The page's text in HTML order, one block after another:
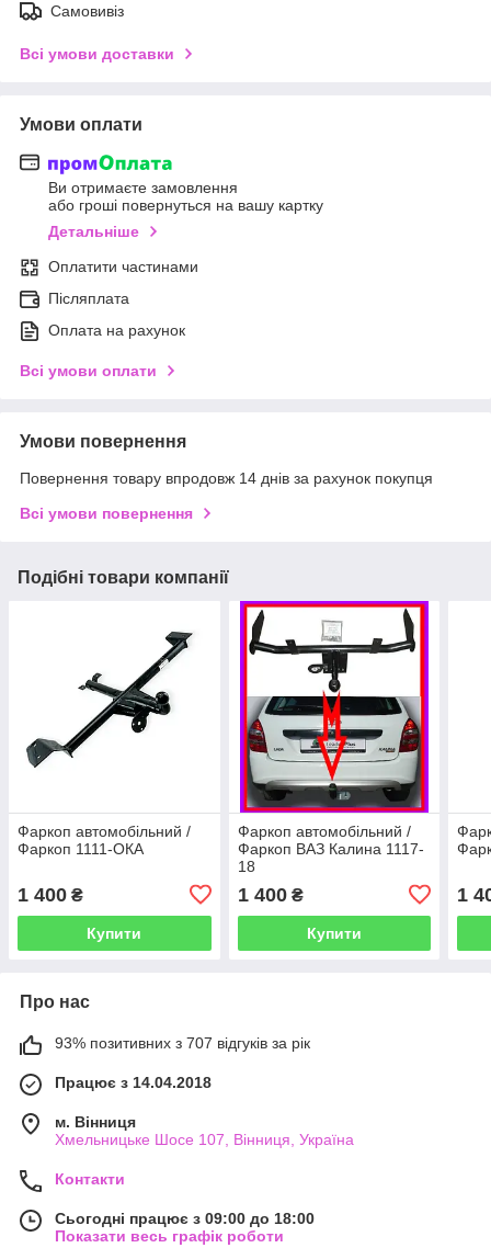
Самовивіз
Всі умови доставки
Умови оплати
Ви отримаєте замовлення
або гроші повернуться на вашу картку
Детальніше
Оплатити частинами
Післяплата
Оплата на рахунок
Всі умови оплати
Умови повернення
Повернення товару впродовж 14 днів за рахунок покупця
Всі умови повернення
Подібні товари компанії
Фаркоп автомобільний /
Фаркоп 1111-ОКА
1 400 ₴
Купити
Фаркоп автомобільний /
Фаркоп ВАЗ Калина 1117-
18
1 400₴
Купити
1
Про нас
93% позитивних з 707 відгуків за рік
Працює з 14.04.2018
м. Вінниця
Хмельницьке Шосе 107, Вінниця, Україна
Контакти
Сьогодні працює з 09:00 до 18:00
Показати весь графік роботи